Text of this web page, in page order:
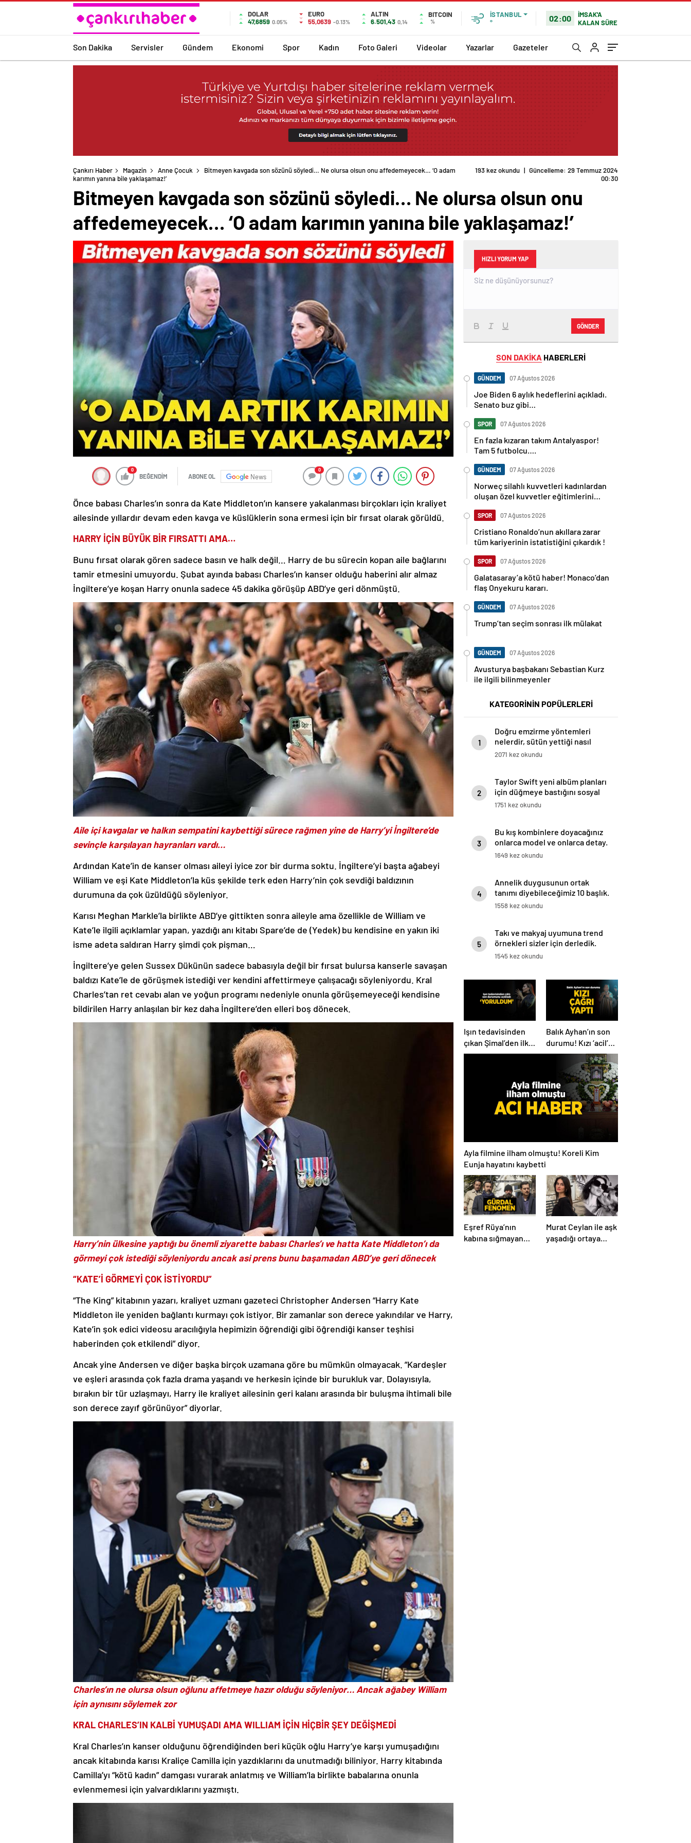
DOLAR
47,6859 0.05%
EURO
55,0639 -0.13%
ALTIN
6.501,43 0,14
BITCOIN
%
İSTANBUL
°
02:00
İMSAK'A
KALAN SÜRE
Son Dakika Servisler Gündem Ekonomi Spor Kadın Foto Galeri Videolar Yazarlar Gazeteler
Çankırı Haber Magazin Anne Çocuk Bitmeyen kavgada son sözünü söyledi… Ne olursa olsun onu affedemeyecek… ‘O adam karımın yanına bile yaklaşamaz!’
Bitmeyen kavgada son sözünü söyledi… Ne olursa olsun onu
affedemeyecek… ‘O adam karımın yanına bile yaklaşamaz!’
News
ailesinde yıllardır devam eden kavga ve küslüklerin sona ermesi için bir fırsat olarak görüldü.
tamir etmesini umuyordu. Şubat ayında babası Charles’ın kanser olduğu haberini alır almaz
İngiltere’ye koşan Harry onunla sadece 45 dakika görüşüp ABD’ye geri dönmüştü.
sevinçle karşılayan hayranları vardı…
William ve eşi Kate Middleton’la küs şekilde terk eden Harry’nin çok sevdiği baldızının
durumuna da çok üzüldüğü söyleniyor.
Kate’le ilgili açıklamlar yapan, yazdığı anı kitabı Spare’de de (Yedek) bu kendisine en yakın iki
isme adeta saldıran Harry şimdi çok pişman…
baldızı Kate’le de görüşmek istediği ver kendini affettirmeye çalışacağı söyleniyordu. Kral
Charles’tan ret cevabı alan ve yoğun programı nedeniyle onunla görüşemeyeceği kendisine
bildirilen Harry anlaşılan bir kez daha İngiltere’den elleri boş dönecek.
Harry’nin ülkesine yaptığı bu önemli ziyarette babası Charles’ı ve hatta Kate Middleton’ı da
görmeyi çok istediği söyleniyordu ancak asi prens bunu başamadan ABD’ye geri dönecek
Middleton ile yeniden bağlantı kurmayı çok istiyor. Bir zamanlar son derece yakındılar ve Harry,
Kate’in şok edici videosu aracılığıyla hepimizin öğrendiği gibi öğrendiği kanser teşhisi
haberinden çok etkilendi” diyor.
ve eşleri arasında çok fazla drama yaşandı ve herkesin içinde bir burukluk var. Dolayısıyla,
bırakın bir tür uzlaşmayı, Harry ile kraliyet ailesinin geri kalanı arasında bir buluşma ihtimali bile
son derece zayıf görünüyor” diyorlar.
Charles’ın ne olursa olsun oğlunu affetmeye hazır olduğu söyleniyor… Ancak ağabey William
için aynısını söylemek zor
ancak kitabında karısı Kraliçe Camilla için yazdıklarını da unutmadığı biliniyor. Harry kitabında
Camilla’yı “kötü kadın” damgası vurarak anlatmış ve William’la birlikte babalarına onunla
evlenmemesi için yalvardıklarını yazmıştı.
HIZLI YORUM YAP
GÖNDER
Joe Biden 6 aylık hedeflerini açıkladı.
Senato buz gibi…
En fazla kızaran takım Antalyaspor!
Tam 5 futbolcu….
Norweç silahlı kuvvetleri kadınlardan
oluşan özel kuvvetler eğitimlerini
başlattı.
Cristiano Ronaldo’nun akıllara zarar
tüm kariyerinin istatistiğini çıkardık !
Galatasaray’a kötü haber! Monaco’dan
flaş Onyekuru kararı.
Trump’tan seçim sonrası ilk mülakat
Avusturya başbakanı Sebastian Kurz
ile ilgili bilinmeyenler
1
nelerdir, sütün yettiği nasıl
anlaşılır?
2071 kez okundu
2
için düğmeye bastığını sosyal
medyadan duyurdu!
1751 kez okundu
3
onlarca model ve onlarca detay.
1649 kez okundu
4
tanımı diyebileceğimiz 10 başlık.
1558 kez okundu
5
örnekleri sizler için derledik.
1545 kez okundu
Işın tedavisinden
çıkan Şimal’den ilk
açıklama! ‘Ben çok
Balık Ayhan’ın son
durumu! Kızı ‘acil’
diyerek paylaştı
Ayla filmine ilham olmuştu! Koreli Kim
Eunja hayatını kaybetti
Eşref Rüya’nın
kabına sığmayan
karakteri! Gürdal
Murat Ceylan ile aşk
yaşadığı ortaya
çıktı! Gizem Güneş